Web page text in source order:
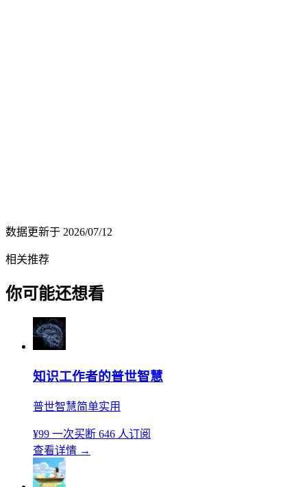
数据更新于 2026/07/12
相关推荐
你可能还想看
知识工作者的普世智慧
普世智慧简单实用
¥99 一次买断 646 人订阅
查看详情 →